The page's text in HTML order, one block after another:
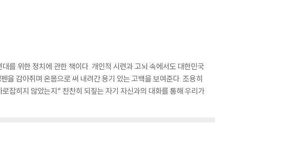
를 위한 정치에 관한 책이다. 개인적 시련과 고뇌 속에서도 대한민국
을 감아쥐며 온몸으로 써 내려간 용기 있는 고백을 보여준다. 조용히
잡히지 않았는지” 찬찬히 되짚는 자기 자신과의 대화를 통해 우리가